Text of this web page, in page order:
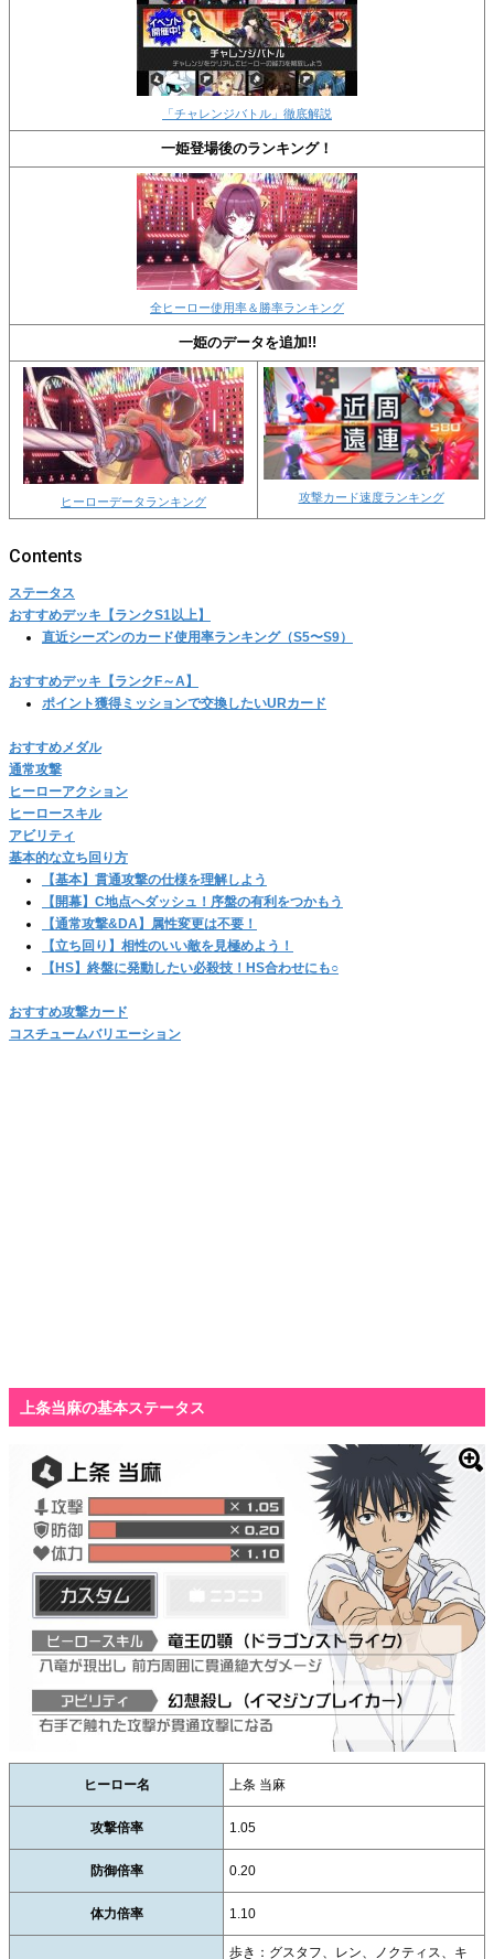
「チャレンジバトル」徹底解説
一姫登場後のランキング！
全ヒーロー使用率＆勝率ランキング
一姫のデータを追加!!
ヒーローデータランキング 攻撃カード速度ランキング
ステータス
おすすめデッキ【ランクS1以上】
直近シーズンのカード使用率ランキング（S5〜S9）
おすすめデッキ【ランクF～A】
ポイント獲得ミッションで交換したいURカード
おすすめメダル
通常攻撃
ヒーローアクション
ヒーロースキル
アビリティ
基本的な立ち回り方
【基本】貫通攻撃の仕様を理解しよう
【開幕】C地点へダッシュ！序盤の有利をつかもう
【通常攻撃&DA】属性変更は不要！
【立ち回り】相性のいい敵を見極めよう！
【HS】終盤に発動したい必殺技！HS合わせにも○
おすすめ攻撃カード
コスチュームバリエーション
上条当麻の基本ステータス
ヒーロー名 上条 当麻
攻撃倍率 1.05
防御倍率 0.20
体力倍率 1.10
歩き：グスタフ、レン、ノクティス、キ